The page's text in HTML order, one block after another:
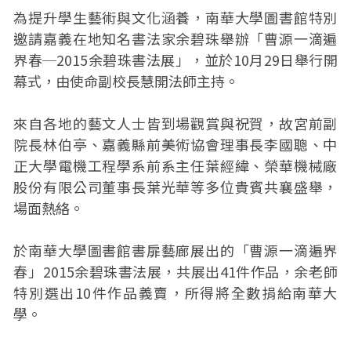
為提升學生藝術與文化涵養，南華大學圖書館特別
邀請嘉義在地知名書法家余碧珠舉辦「曹源一滴遍
界春─2015余碧珠書法展」，並於10月29日舉行開
幕式，由使命副校長慧開法師主持。
來自各地的藝文人士皆到場觀賞與祝賀，故宮前副
院長林伯亭、嘉義縣前美術協會理事長李國聰、中
正大學電機工程學系前系主任葉經緯、榮華機械廠
股份有限公司董事長葉光華等多位貴賓共襄盛舉，
場面熱絡。
於南華大學圖書館書扉藝廊展出的「曹源一滴遍界
春」2015余碧珠書法展，共展出41件作品，余老師
特別選出10件作品義賣，所得將全數捐給南華大
學。